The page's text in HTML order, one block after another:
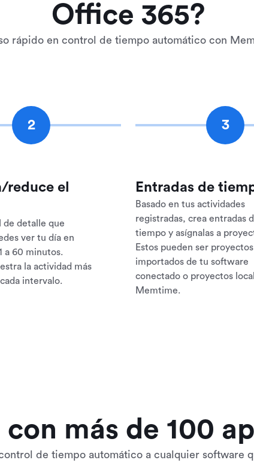
Office 365?
rápido en control de tiempo automático con
2
reduce el
de detalle que
ver tu día en
a 60 minutos.
la actividad más
intervalo.
3
Entradas de
Basado en tus actividades
registradas, crea entradas
tiempo y asígnalas a
Estos pueden ser proyectos
importados de tu software
conectado o proyectos
Memtime.
con más de 100
de tiempo automático a cualquier software